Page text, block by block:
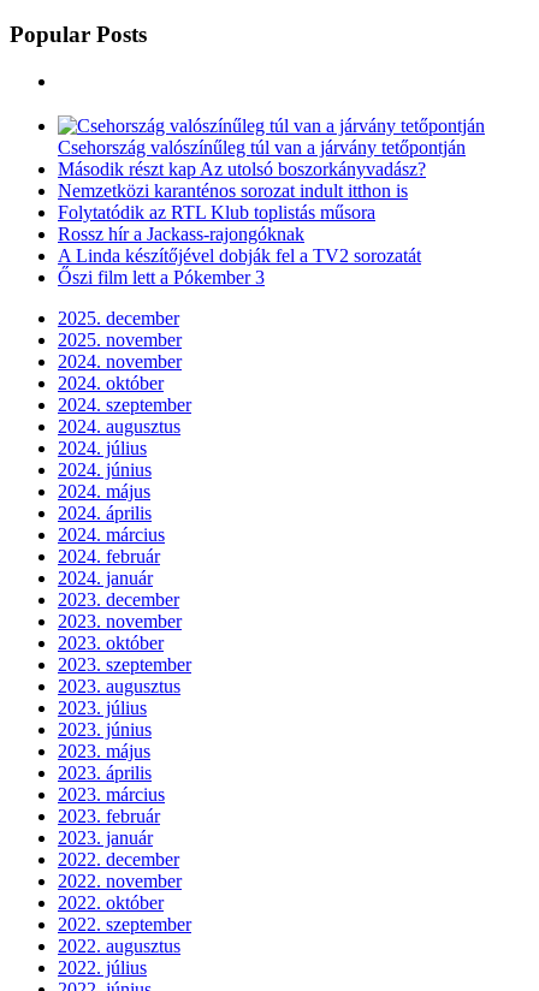
Popular Posts
Csehország valószínűleg túl van a járvány tetőpontján
Második részt kap Az utolsó boszorkányvadász?
Nemzetközi karanténos sorozat indult itthon is
Folytatódik az RTL Klub toplistás műsora
Rossz hír a Jackass-rajongóknak
A Linda készítőjével dobják fel a TV2 sorozatát
Őszi film lett a Pókember 3
2025. december
2025. november
2024. november
2024. október
2024. szeptember
2024. augusztus
2024. július
2024. június
2024. május
2024. április
2024. március
2024. február
2024. január
2023. december
2023. november
2023. október
2023. szeptember
2023. augusztus
2023. július
2023. június
2023. május
2023. április
2023. március
2023. február
2023. január
2022. december
2022. november
2022. október
2022. szeptember
2022. augusztus
2022. július